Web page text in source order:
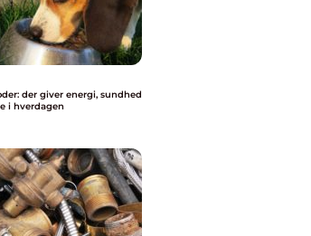
der giver energi, sundhed
i hverdagen